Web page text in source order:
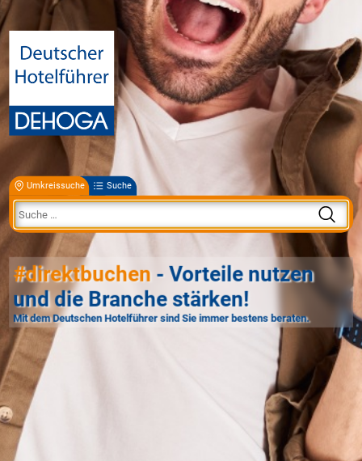
Umkreissuche Suche
#direktbuchen - Vorteile nutzen
und die Branche stärken!
Mit dem Deutschen Hotelführer sind Sie immer bestens beraten.